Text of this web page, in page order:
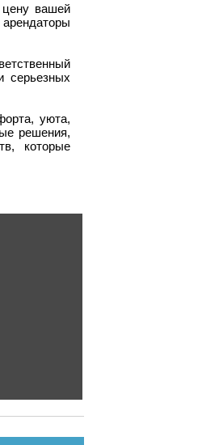
цену вашей
серьезных
уюта,
решения,
которые